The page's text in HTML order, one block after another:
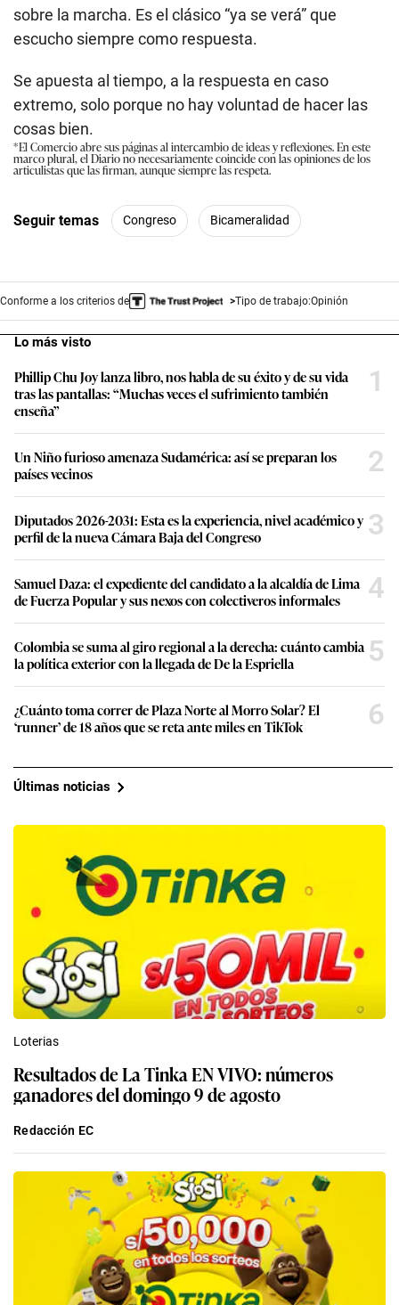
sobre la marcha. Es el clásico “ya se verá” que
escucho siempre como respuesta.
Se apuesta al tiempo, a la respuesta en caso
extremo, solo porque no hay voluntad de hacer las
cosas bien.
*El Comercio abre sus páginas al intercambio de ideas y reflexiones. En este
marco plural, el Diario no necesariamente coincide con las opiniones de los
articulistas que las firman, aunque siempre las respeta.
Seguir temas Congreso Bicameralidad
Conforme a los criterios de Tipo de trabajo:Opinión
Lo más visto
Phillip Chu Joy lanza libro, nos habla de su éxito y de su vida
tras las pantallas: “Muchas veces el sufrimiento también
enseña”
1
Un Niño furioso amenaza Sudamérica: así se preparan los
países vecinos
2
Diputados 2026-2031: Esta es la experiencia, nivel académico y
perfil de la nueva Cámara Baja del Congreso
3
Samuel Daza: el expediente del candidato a la alcaldía de Lima
de Fuerza Popular y sus nexos con colectiveros informales
4
Colombia se suma al giro regional a la derecha: cuánto cambia
la política exterior con la llegada de De la Espriella
5
¿Cuánto toma correr de Plaza Norte al Morro Solar? El
‘runner’ de 18 años que se reta ante miles en TikTok
6
Últimas noticias
Loterias
Resultados de La Tinka EN VIVO: números
ganadores del domingo 9 de agosto
Redacción EC